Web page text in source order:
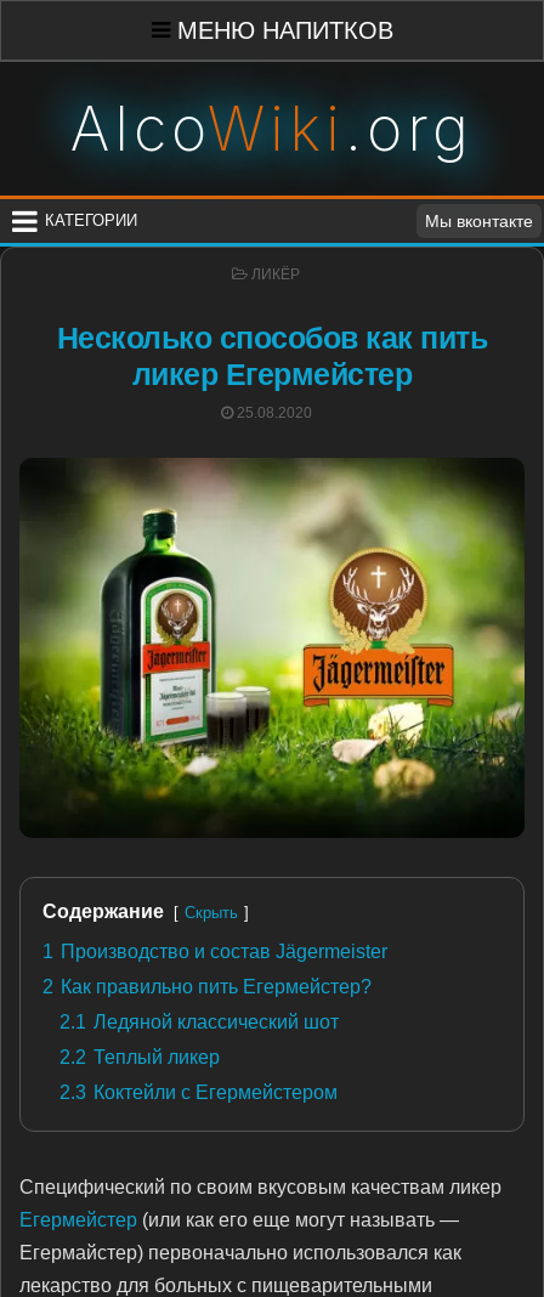
content
МЕНЮ НАПИТКОВ
AlcoWiki .org
КАТЕГОРИИ Мы вконтакте
POSTED
ЛИКЁР
Несколько способов как пить
ликер Егермейстер
POSTED
25.08.2020
Содержание Скрыть
1 Производство и состав Jägermeister
2 Как правильно пить Егермейстер?
2.1 Ледяной классический шот
2.2 Теплый ликер
2.3 Коктейли с Егермейстером
Специфический по своим вкусовым качествам ликер
Егермейстер (или как его еще могут называть —
Егермайстер) первоначально использовался как
лекарство для больных с пищеварительными